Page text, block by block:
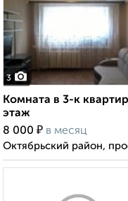
3
Комната в 3-к
этаж
8 000 ₽ в месяц
Октябрьский район,